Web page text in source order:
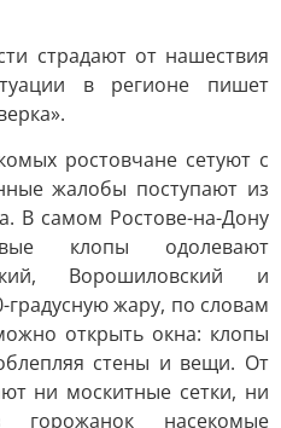
страдают от нашествия
в регионе пишет
ростовчане сетуют с
жалобы поступают из
В самом Ростове-на-Дону
клопы одолевают
Ворошиловский и
жару, по словам
открыть окна: клопы
стены и вещи. От
ни москитные сетки, ни
насекомые